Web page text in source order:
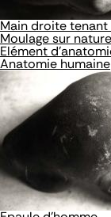
Main droite
Moulage sur nature
Elément
Anatomie humaine